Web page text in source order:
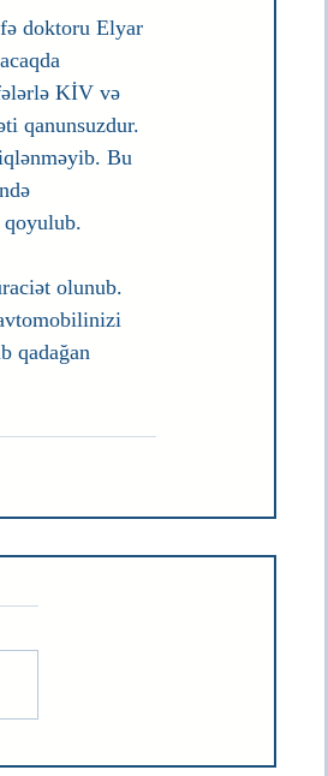
doktoru Elyar
KİV və
qanunsuzdur.
Bu
qoyulub.
olunub.
qadağan